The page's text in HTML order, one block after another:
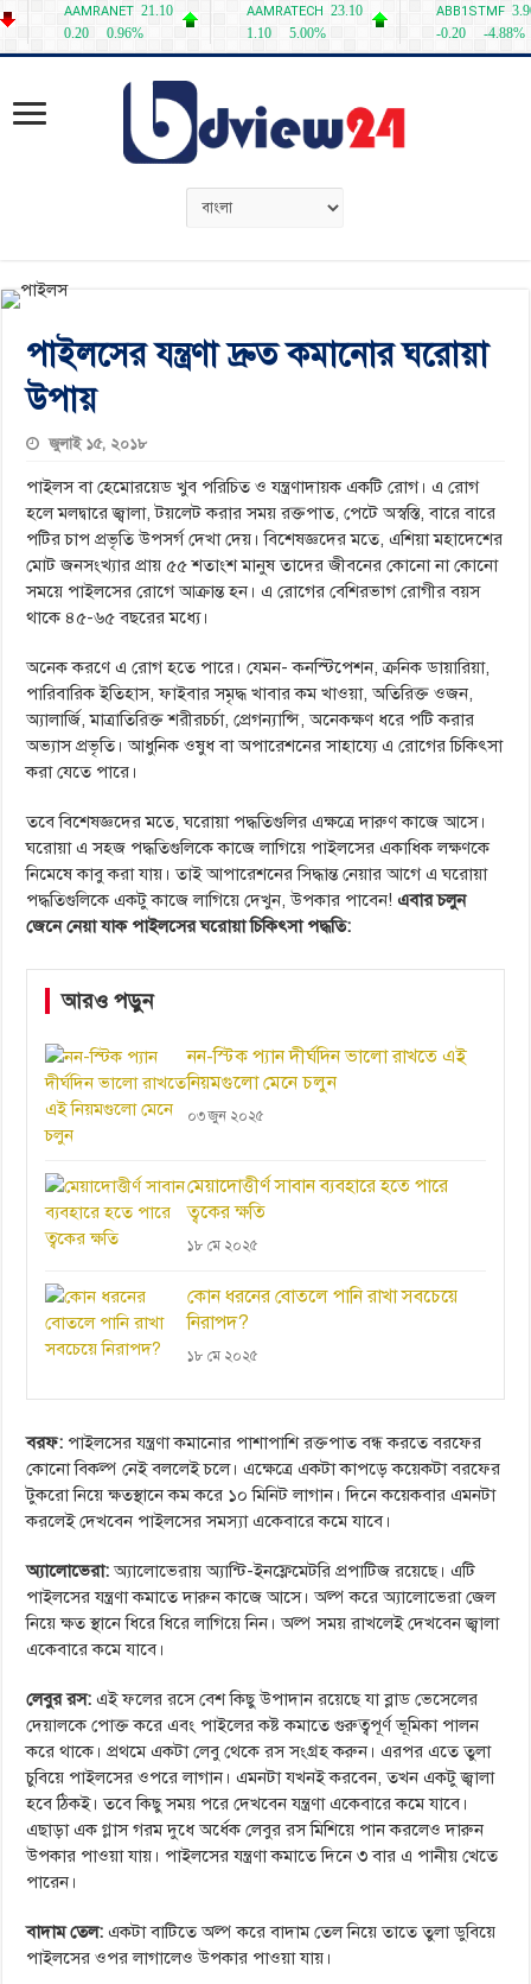
পাইলসের যন্ত্রণা দ্রুত কমানোর ঘরোয়া
উপায়
জুলাই ১৫, ২০১৮
পাইলস বা হেমোরয়েড খুব পরিচিত ও যন্ত্রণাদায়ক একটি রোগ। এ রোগ
হলে মলদ্বারে জ্বালা, টয়লেট করার সময় রক্তপাত, পেটে অস্বস্তি, বারে বারে
পটির চাপ প্রভৃতি উপসর্গ দেখা দেয়। বিশেষজ্ঞদের মতে, এশিয়া মহাদেশের
মোট জনসংখ্যার প্রায় ৫৫ শতাংশ মানুষ তাদের জীবনের কোনো না কোনো
সময়ে পাইলসের রোগে আক্রান্ত হন। এ রোগের বেশিরভাগ রোগীর বয়স
থাকে ৪৫-৬৫ বছরের মধ্যে।
অনেক করণে এ রোগ হতে পারে। যেমন- কনস্টিপেশন, ক্রনিক ডায়ারিয়া,
পারিবারিক ইতিহাস, ফাইবার সমৃদ্ধ খাবার কম খাওয়া, অতিরিক্ত ওজন,
অ্যালার্জি, মাত্রাতিরিক্ত শরীরচর্চা, প্রেগন্যান্সি, অনেকক্ষণ ধরে পটি করার
অভ্যাস প্রভৃতি। আধুনিক ওষুধ বা অপারেশনের সাহায্যে এ রোগের চিকিৎসা
করা যেতে পারে।
তবে বিশেষজ্ঞদের মতে, ঘরোয়া পদ্ধতিগুলির এক্ষত্রে দারুণ কাজে আসে।
ঘরোয়া এ সহজ পদ্ধতিগুলিকে কাজে লাগিয়ে পাইলসের একাধিক লক্ষণকে
নিমেষে কাবু করা যায়। তাই আপারেশনের সিদ্ধান্ত নেয়ার আগে এ ঘরোয়া
পদ্ধতিগুলিকে একটু কাজে লাগিয়ে দেখুন, উপকার পাবেন! এবার চলুন
জেনে নেয়া যাক পাইলসের ঘরোয়া চিকিৎসা পদ্ধতি:
আরও পড়ুন
নন-স্টিক প্যান দীর্ঘদিন ভালো রাখতে এই
নিয়মগুলো মেনে চলুন
০৩ জুন ২০২৫
মেয়াদোত্তীর্ণ সাবান ব্যবহারে হতে পারে
ত্বকের ক্ষতি
১৮ মে ২০২৫
কোন ধরনের বোতলে পানি রাখা সবচেয়ে
নিরাপদ?
১৮ মে ২০২৫
বরফ: পাইলসের যন্ত্রণা কমানোর পাশাপাশি রক্তপাত বন্ধ করতে বরফের
কোনো বিকল্প নেই বললেই চলে। এক্ষেত্রে একটা কাপড়ে কয়েকটা বরফের
টুকরো নিয়ে ক্ষতস্থানে কম করে ১০ মিনিট লাগান। দিনে কয়েকবার এমনটা
করলেই দেখবেন পাইলসের সমস্যা একেবারে কমে যাবে।
অ্যালোভেরা:অ্যালোভেরায় অ্যান্টি-ইনফ্লেমেটরি প্রপাটিজ রয়েছে। এটি
পাইলসের যন্ত্রণা কমাতে দারুন কাজে আসে। অল্প করে অ্যালোভেরা জেল
নিয়ে ক্ষত স্থানে ধিরে ধিরে লাগিয়ে নিন। অল্প সময় রাখলেই দেখবেন জ্বালা
একেবারে কমে যাবে।
লেবুর রস: এই ফলের রসে বেশ কিছু উপাদান রয়েছে যা ব্লাড ভেসেলের
দেয়ালকে পোক্ত করে এবং পাইলের কষ্ট কমাতে গুরুত্বপূর্ণ ভূমিকা পালন
করে থাকে। প্রথমে একটা লেবু থেকে রস সংগ্রহ করুন। এরপর এতে তুলা
চুবিয়ে পাইলসের ওপরে লাগান। এমনটা যখনই করবেন, তখন একটু জ্বালা
হবে ঠিকই। তবে কিছু সময় পরে দেখবেন যন্ত্রণা একেবারে কমে যাবে।
এছাড়া এক গ্লাস গরম দুধে অর্ধেক লেবুর রস মিশিয়ে পান করলেও দারুন
উপকার পাওয়া যায়। পাইলসের যন্ত্রণা কমাতে দিনে ৩ বার এ পানীয় খেতে
পারেন।
বাদাম তেল: একটা বাটিতে অল্প করে বাদাম তেল নিয়ে তাতে তুলা ডুবিয়ে
পাইলসের ওপর লাগালেও উপকার পাওয়া যায়।